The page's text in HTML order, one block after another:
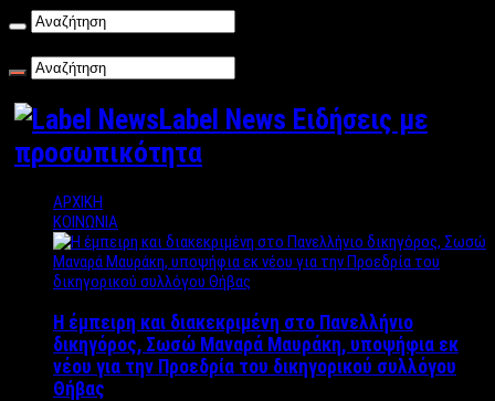
Label News Ειδήσεις με
προσωπικότητα
ΑΡΧΙΚΗ
ΚΟΙΝΩΝΙΑ
Η έμπειρη και διακεκριμένη στο Πανελλήνιο
δικηγόρος, Σωσώ Μαναρά Μαυράκη, υποψήφια εκ
νέου για την Προεδρία του δικηγορικού συλλόγου
Θήβας